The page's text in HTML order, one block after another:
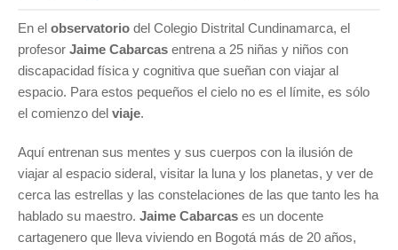
En el observatorio del Colegio Distrital Cundinamarca, el
profesor Jaime Cabarcas entrena a 25 niñas y niños con
discapacidad física y cognitiva que sueñan con viajar al
espacio. Para estos pequeños el cielo no es el límite, es sólo
el comienzo del viaje.
Aquí entrenan sus mentes y sus cuerpos con la ilusión de
viajar al espacio sideral, visitar la luna y los planetas, y ver de
cerca las estrellas y las constelaciones de las que tanto les ha
hablado su maestro. Jaime Cabarcas es un docente
cartagenero que lleva viviendo en Bogotá más de 20 años,